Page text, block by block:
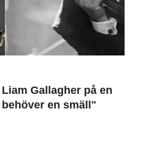
Gallagher på en
en smäll"